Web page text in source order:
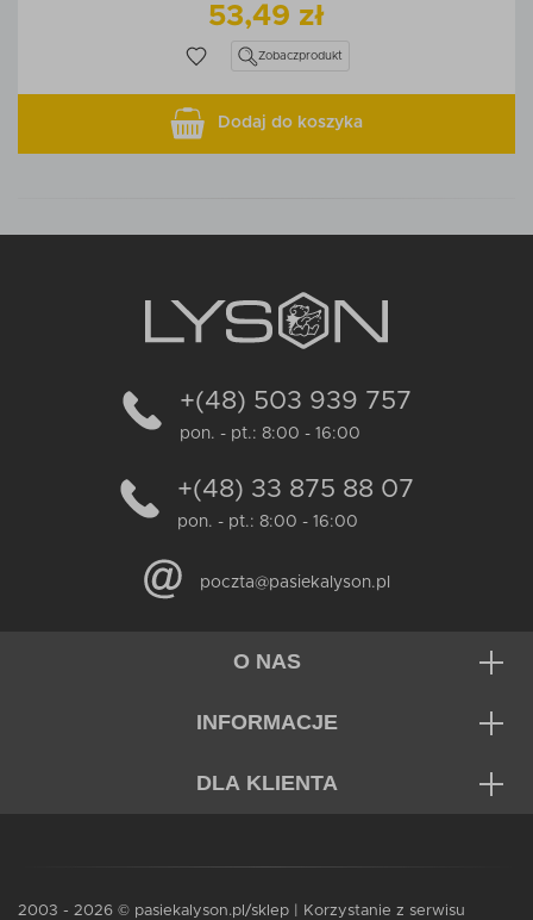
53,49 zł
Zobaczprodukt
Dodaj do koszyka
+(48) 503 939 757
pon. - pt.: 8:00 - 16:00
+(48) 33 875 88 07
pon. - pt.: 8:00 - 16:00
poczta@pasiekalyson.pl
O NAS
INFORMACJE
DLA KLIENTA
2003 - 2026 © pasiekalyson.pl/sklep | Korzystanie z serwisu